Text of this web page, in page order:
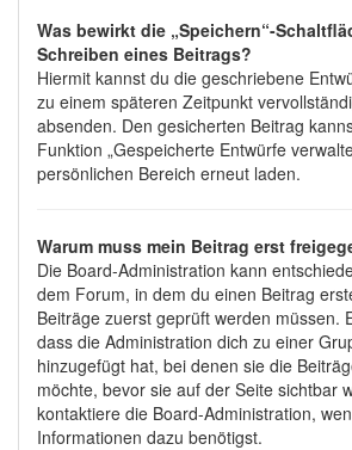
Was bewirkt die „Speichern“-
Schreiben eines Beitrags?
Hiermit kannst du die geschriebene
zu einem späteren Zeitpunkt
absenden. Den gesicherten Beitrag
Funktion „Gespeicherte Entwürfe
persönlichen Bereich erneut laden.
Warum muss mein Beitrag erst
Die Board-Administration kann
dem Forum, in dem du einen Beitrag
Beiträge zuerst geprüft werden müssen.
dass die Administration dich zu einer
hinzugefügt hat, bei denen sie die
möchte, bevor sie auf der Seite sichtbar
kontaktiere die Board-Administration,
Informationen dazu benötigst.